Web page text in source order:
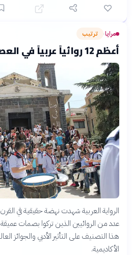
التاريخية الكبرى دون إرغام
المعاصر
✓
رصد دقيق لموضوع المرأة
والقيود الاجتماعية والثقافية
مرايا› ترتيب
أعظم 12 روائياً عربياً في العصر الحديث
الرواية العربية شهدت نهضة حقيقية في
عدد من الروائيين الذين تركوا بصمات
هذا التصنيف على التأثير الأدبي والجوائز
الأكاديمية.